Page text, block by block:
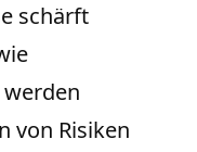
schärft
von Risiken